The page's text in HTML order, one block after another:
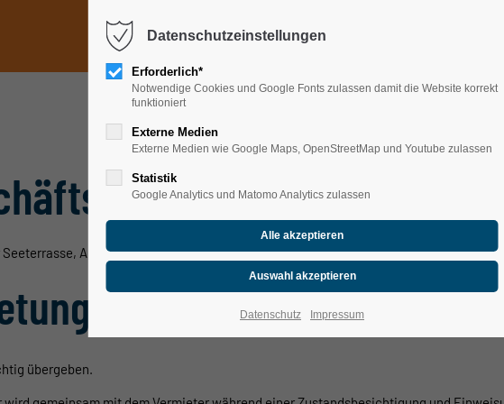
(AGB)
An der Lagune 45, 04552 Neukieritzsch
übergeben.
Datenschutzeinstellungen
Erforderlich*
Notwendige Cookies und Google Fonts zulassen damit die Website korrekt
funktioniert
Externe Medien
Externe Medien wie Google Maps, OpenStreetMap und Youtube zulassen
Statistik
Google Analytics und Matomo Analytics zulassen
Datenschutz Impressum